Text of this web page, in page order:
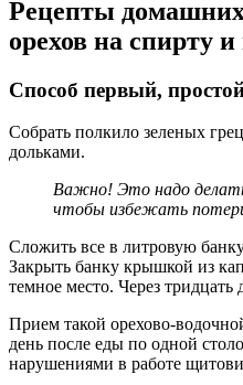
Рецепты домашних
орехов на спирту и
Способ первый,
Собрать полкило зеленых
дольками.
Важно! Это надо делать
чтобы избежать
Сложить все в литровую
Закрыть банку крышкой из
темное место. Через тридцать
Прием такой орехово-
день после еды по одной
нарушениями в работе